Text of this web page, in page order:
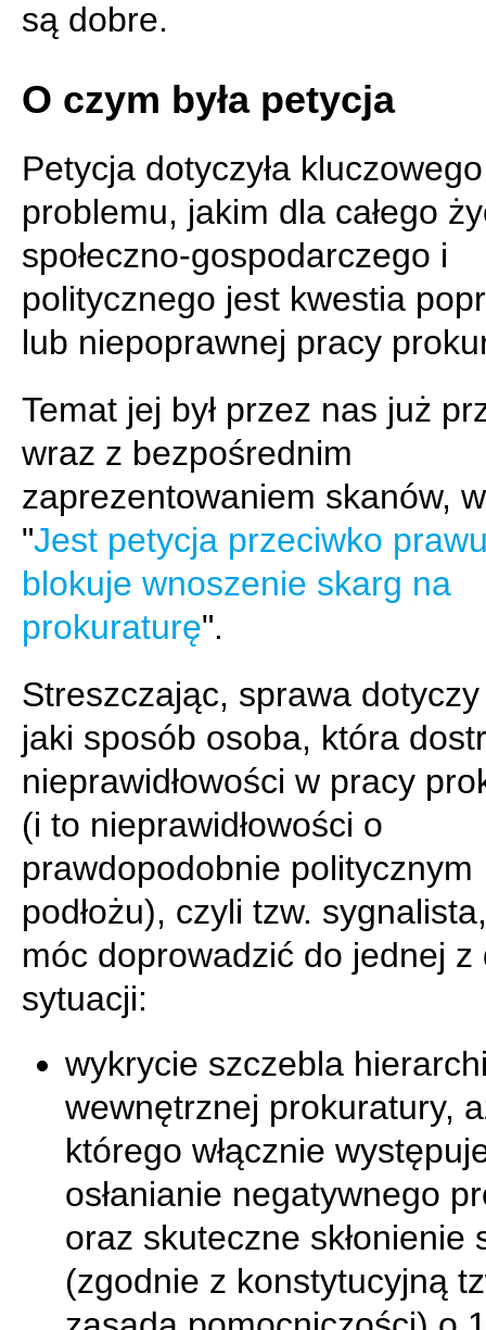
są dobre.
O czym była petycja
Petycja dotyczyła kluczowego
problemu, jakim dla całego
społeczno-gospodarczego i
politycznego jest kwestia
lub niepoprawnej pracy
Temat jej był przez nas już
wraz z bezpośrednim
zaprezentowaniem skanów,
"Jest petycja przeciwko
blokuje wnoszenie skarg na
prokuraturę".
Streszczając, sprawa
jaki sposób osoba, która
nieprawidłowości w pracy
(i to nieprawidłowości o
prawdopodobnie politycznym
podłożu), czyli tzw.
móc doprowadzić do jednej z
sytuacji:
wykrycie szczebla
wewnętrznej prokuratury,
którego włącznie
osłanianie negatywnego
oraz skuteczne skłonienie
(zgodnie z konstytucyjną